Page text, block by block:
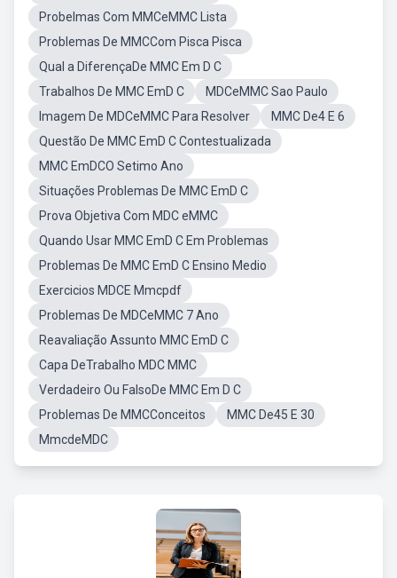
Probelmas Com MMCeMMC Lista
Problemas De MMCCom Pisca Pisca
Qual a DiferençaDe MMC Em D C
Trabalhos De MMC EmD C
MDCeMMC Sao Paulo
Imagem De MDCeMMC Para Resolver
MMC De4 E 6
Questão De MMC EmD C Contestualizada
MMC EmDCO Setimo Ano
Situações Problemas De MMC EmD C
Prova Objetiva Com MDC eMMC
Quando Usar MMC EmD C Em Problemas
Problemas De MMC EmD C Ensino Medio
Exercicios MDCE Mmcpdf
Problemas De MDCeMMC 7 Ano
Reavaliação Assunto MMC EmD C
Capa DeTrabalho MDC MMC
Verdadeiro Ou FalsoDe MMC Em D C
Problemas De MMCConceitos
MMC De45 E 30
MmcdeMDC